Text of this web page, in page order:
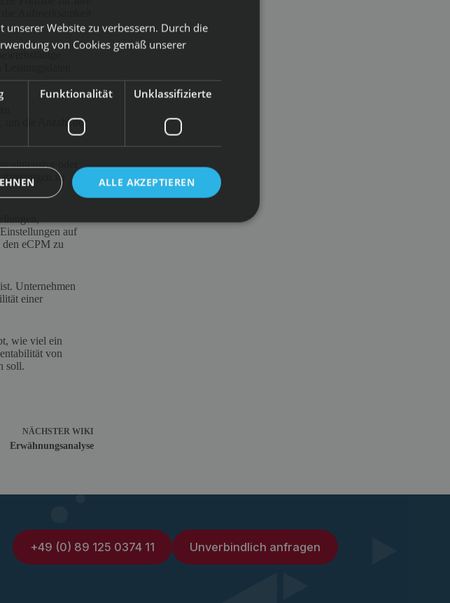
Aufmerksamkeit
um die Anzahl der
oder
zu
auf
eCPM zu
Unternehmen
einer
wie viel ein
von
soll.
NÄCHSTER WIKI
Erwähnungsanalyse
+49 (0) 89 125 0374 11 Unverbindlich anfragen
Website zu verbessern. Durch die
von Cookies gemäß unserer
Funktionalität Unklassifizierte
ALLE AKZEPTIEREN